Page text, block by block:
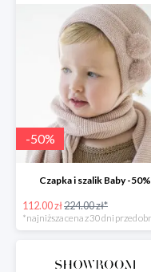
-50%
Czapka i szalik Baby -50%
112.00 zł224.00 zł*